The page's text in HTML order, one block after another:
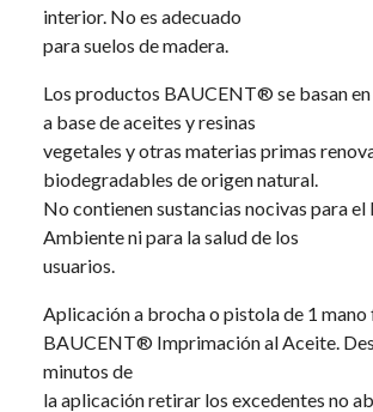
interior. No es adecuado
para suelos de madera.
Los productos BAUCENT® se basan
a base de aceites y resinas
vegetales y otras materias primas
biodegradables de origen natural.
No contienen sustancias nocivas para
Ambiente ni para la salud de los
usuarios.
Aplicación a brocha o pistola de 1 mano
BAUCENT® Imprimación al Aceite.
minutos de
la aplicación retirar los excedentes no